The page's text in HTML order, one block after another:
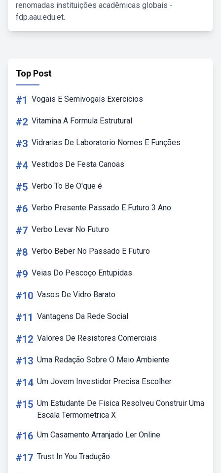
renomadas instituições acadêmicas globais -
fdp.aau.edu.et.
Top Post
#1 Vogais E Semivogais Exercicios
#2 Vitamina A Formula Estrutural
#3 Vidrarias De Laboratorio Nomes E Funções
#4 Vestidos De Festa Canoas
#5 Verbo To Be O'que é
#6 Verbo Presente Passado E Futuro 3 Ano
#7 Verbo Levar No Futuro
#8 Verbo Beber No Passado E Futuro
#9 Veias Do Pescoço Entupidas
#10 Vasos De Vidro Barato
#11 Vantagens Da Rede Social
#12 Valores De Resistores Comerciais
#13 Uma Redação Sobre O Meio Ambiente
#14 Um Jovem Investidor Precisa Escolher
#15 Um Estudante De Fisica Resolveu Construir Uma
Escala Termometrica X
#16 Um Casamento Arranjado Ler Online
#17 Trust In You Tradução